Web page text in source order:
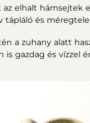
elhalt hámsejtek
és
a zuhany alatt
is gazdag és vízzel